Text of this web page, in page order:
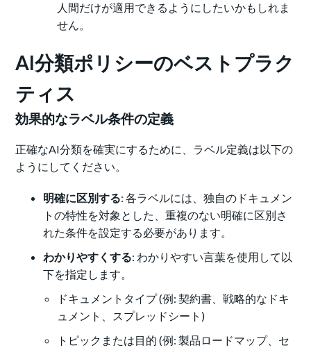
人間だけが適用できるようにしたいかもしれま
せん。
AI分類ポリシーのベストプラク
ティス
効果的なラベル条件の定義
正確なAI分類を確実にするために、ラベル定義は以下の
ようにしてください。
明確に区別する: 各ラベルには、独自のドキュメン
トの特性を対象とした、重複のない明確に区別さ
れた条件を設定する必要があります。
わかりやすくする: わかりやすい言葉を使用して以
下を指定します。
ドキュメントタイプ (例: 契約書、戦略的なドキ
ュメント、スプレッドシート)
トピックまたは目的 (例: 製品ロードマップ、セ